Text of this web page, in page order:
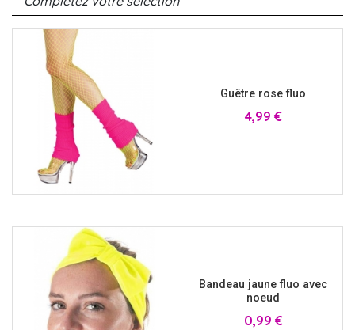
Guêtre rose fluo
Prix
4,99 €
Bandeau jaune fluo avec
noeud
Prix
0,99 €